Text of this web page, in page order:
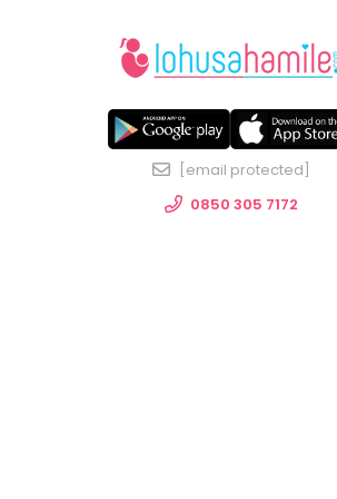
[email protected]
0850 305 7172